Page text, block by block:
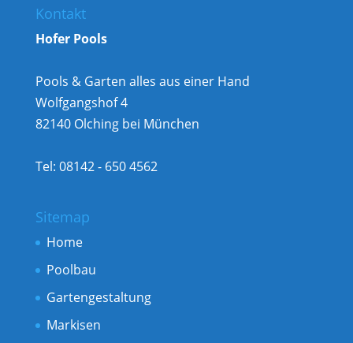
Kontakt
Hofer Pools
Pools & Garten alles aus einer Hand
Wolfgangshof 4
82140 Olching bei München
Tel: 08142 - 650 4562
Sitemap
Home
Poolbau
Gartengestaltung
Markisen